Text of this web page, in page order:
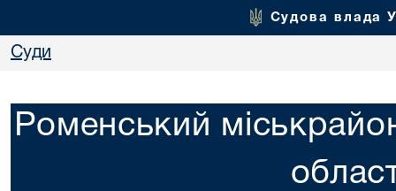
Судова влада
Суди
Роменський